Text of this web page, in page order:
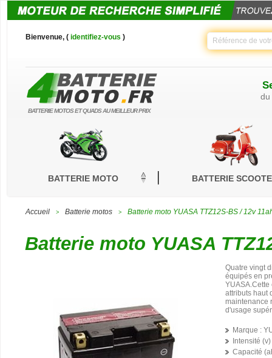
BATTERIE MOTOS ET QUADS AU MEILLEUR PRIX
Bienvenue, ( identifiez-vous )
BATTERIE MOTO BATTERIE
Accueil > Batterie motos > Batterie moto YUASA TTZ12S-BS / 12v
Batterie moto YUASA
Quatre vingt
équipés en
attributs haut
maintenance
d'usage
Marque :
Intensité (v)
Capacité